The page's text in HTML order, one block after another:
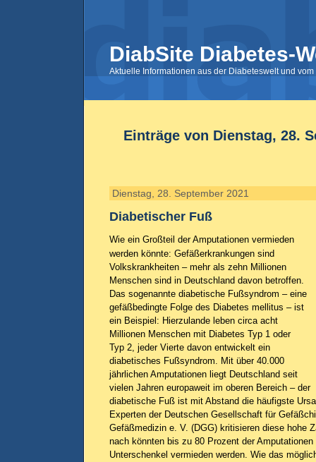
DiabSite Diabetes-
Aktuelle Informationen aus der Diabeteswelt und
Einträge von Dienstag, 28.
Dienstag, 28. September 2021
Diabetischer Fuß
Wie ein Großteil der Amputationen vermieden
werden könnte: Gefäßerkrankungen sind
Volkskrankheiten – mehr als zehn Millionen
Menschen sind in Deutschland davon betroffen.
Das sogenannte diabetische Fußsyndrom – eine
gefäßbedingte Folge des Diabetes mellitus – ist
ein Beispiel: Hierzulande leben circa acht
Millionen Menschen mit Diabetes Typ 1 oder
Typ 2, jeder Vierte davon entwickelt ein
diabetisches Fußsyndrom. Mit über 40.000
jährlichen Amputationen liegt Deutschland seit
vielen Jahren europaweit im oberen Bereich – der
diabetische Fuß ist mit Abstand die häufigste
Experten der Deutschen Gesellschaft für
Gefäßmedizin e. V. (DGG) kritisieren diese hohe
nach könnten bis zu 80 Prozent der Amputationen
Unterschenkel vermieden werden. Wie das